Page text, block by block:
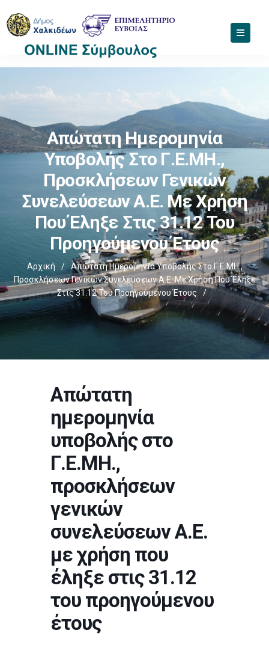
Απώτατη Ημερομηνία
Υποβολής Στο Γ.Ε.ΜΗ.,
Προσκλήσεων Γενικών
Συνελεύσεων Α.Ε. Με Χρήση
Που Έληξε Στις 31.12 Του
Προηγούμενου Έτους
Αρχική /
Απώτατη Ημερομηνία Υποβολής Στο Γ.Ε.ΜΗ.,
Προσκλήσεων Γενικών Συνελεύσεων Α.Ε. Με Χρήση Που Έληξε
Στις 31.12 Του Προηγούμενου Έτους
/
Απώτατη
ημερομηνία
υποβολής στο
Γ.Ε.ΜΗ.,
προσκλήσεων
γενικών
συνελεύσεων Α.Ε.
με χρήση που
έληξε στις 31.12
του προηγούμενου
έτους